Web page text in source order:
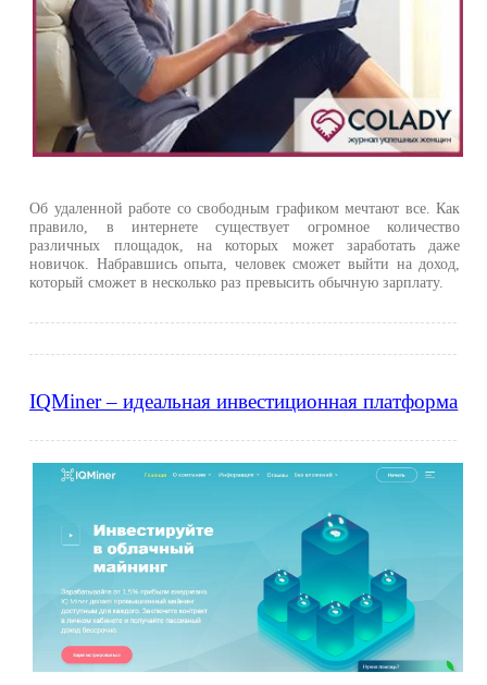
Об удаленной работе со свободным графиком мечтают все. Как
правило, в интернете существует огромное количество
различных площадок, на которых может заработать даже
новичок. Набравшись опыта, человек сможет выйти на доход,
который сможет в несколько раз превысить обычную зарплату.
IQMiner – идеальная инвестиционная платформа